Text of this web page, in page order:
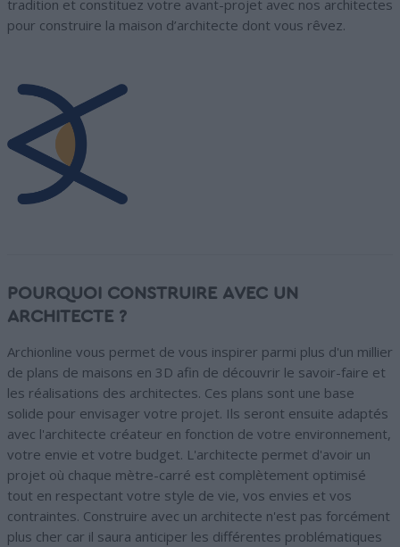
tradition et constituez votre avant-projet avec nos architectes
pour construire la maison d’architecte dont vous rêvez.
POURQUOI CONSTRUIRE AVEC UN
ARCHITECTE ?
Archionline vous permet de vous inspirer parmi plus d'un millier
de plans de maisons en 3D afin de découvrir le savoir-faire et
les réalisations des architectes. Ces plans sont une base
solide pour envisager votre projet. Ils seront ensuite adaptés
avec l'architecte créateur en fonction de votre environnement,
votre envie et votre budget. L'architecte permet d'avoir un
projet où chaque mètre-carré est complètement optimisé
tout en respectant votre style de vie, vos envies et vos
contraintes. Construire avec un architecte n'est pas forcément
plus cher car il saura anticiper les différentes problématiques